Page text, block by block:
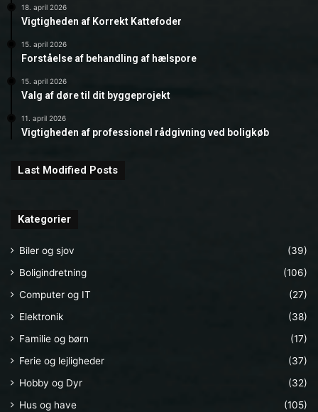
18. april 2026
Vigtigheden af Korrekt Kattefoder
15. april 2026
Forståelse af behandling af hælspore
15. april 2026
Valg af døre til dit byggeprojekt
11. april 2026
Vigtigheden af professionel rådgivning ved boligkøb
Last Modified Posts
Kategorier
Biler og sjov
(39)
Boligindretning
(106)
Computer og IT
(27)
Elektronik
(38)
Familie og børn
(17)
Ferie og lejligheder
(37)
Hobby og Dyr
(32)
Hus og have
(105)